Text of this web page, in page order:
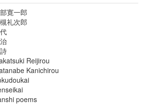
寛一郎
礼次郎
Reijirou
Kanichirou
poems